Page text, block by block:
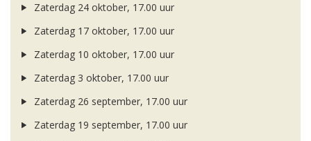
Zaterdag 24 oktober, 17.00 uur
Zaterdag 17 oktober, 17.00 uur
Zaterdag 10 oktober, 17.00 uur
Zaterdag 3 oktober, 17.00 uur
Zaterdag 26 september, 17.00 uur
Zaterdag 19 september, 17.00 uur